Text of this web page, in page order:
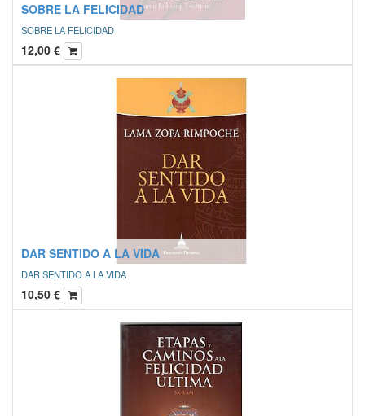
SOBRE LA FELICIDAD
SOBRE LA FELICIDAD
12,00 €
DAR SENTIDO A LA VIDA
DAR SENTIDO A LA VIDA
10,50 €